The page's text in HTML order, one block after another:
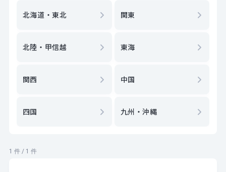
北海道・東北 関東
北陸・甲信越 東海
関西 中国
四国 九州・沖縄
1 件 / 1 件